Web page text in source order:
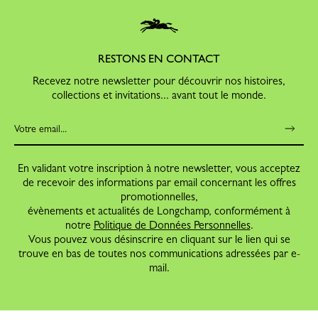
RESTONS EN CONTACT
Recevez notre newsletter pour découvrir nos histoires,
collections et invitations... avant tout le monde.
En validant votre inscription à notre newsletter, vous acceptez
de recevoir des informations par email concernant les offres
promotionnelles,
évènements et actualités de Longchamp, conformément à
notre Politique de Données Personnelles.
Vous pouvez vous désinscrire en cliquant sur le lien qui se
trouve en bas de toutes nos communications adressées par e-
mail.